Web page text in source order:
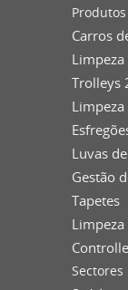
Produtos
Carros
Trolleys
Luvas
Gestão
Tapetes
Sectores